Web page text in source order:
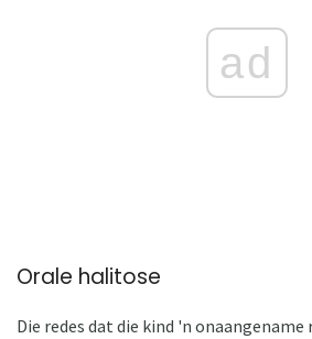
ad
Orale halitose
Die redes dat die kind 'n